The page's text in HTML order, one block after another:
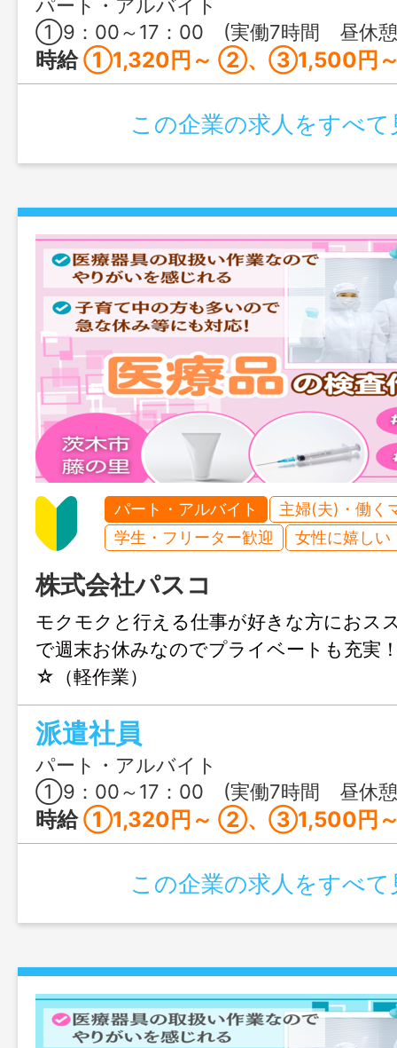
パート・アルバイト
①9：00～17：00 (実働7時間 昼休憩60分） ②16：00～22：00 (実働5時間 昼休憩60分） ③22：00～7：00 (実働8時間 昼休
時給①1,320円～ ②、③1,500円
この企業の求人をすべて
パート・アルバイト
主婦(夫)・働く
学生・フリーター歓迎
女性に嬉しい
株式会社パスコ
モクモクと行える仕事が好きな方におス
で週末お休みなのでプライベートも充実
☆（軽作業）
派遣社員
パート・アルバイト
①9：00～17：00 (実働7時間 昼休憩60分） ②16：15～00：30 (実働7時間 昼休憩60分） ③24：00～9：00 (実働8時間 昼休
時給①1,320円～ ②、③1,500円
この企業の求人をすべて